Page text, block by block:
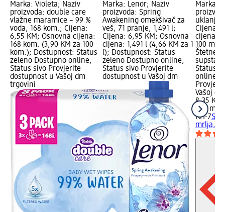
Marka: Violeta; Naziv
proizvoda: double care
vlažne maramice – 99 %
voda, 168 kom.; Cijena:
6,55 KM; Osnovna cijena:
168 kom. (3,90 KM za 100
kom.); Dostupnost: Status
zeleno Dostupno online,
Status sivo Provjerite
dostupnost u Vašoj dm
trgovini
Marka: Lenor; Naziv
proizvoda: Spring
Awakening omekšivač za
veš, 71 pranje, 1,491 l;
Cijena: 6,95 KM; Osnovna
cijena: 1,491 l (4,66 KM za 1
l); Dostupnost: Status
zeleno Dostupno online,
Status sivo Provjerite
dostupnost u Vašoj dm
Marka:
Cijena:
cijena:
100 ml);
Štetne,
Status
online,
Vašoj
8,35 KM
750 ml
KH-7
mrlja,